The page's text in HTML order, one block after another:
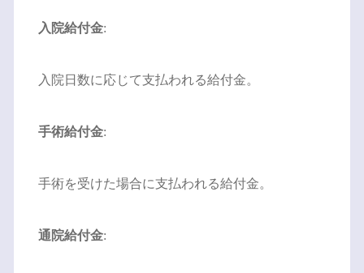
入院給付金:
入院日数に応じて支払われる給付金。
手術給付金:
手術を受けた場合に支払われる給付金。
通院給付金: